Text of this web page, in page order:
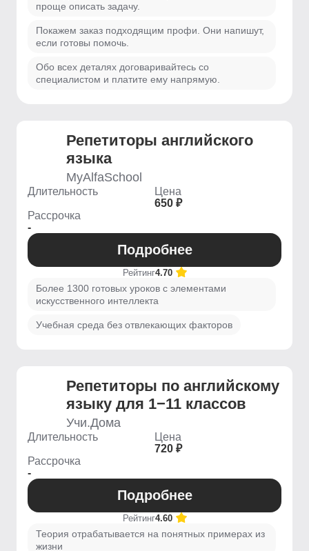
проще описать задачу.
Покажем заказ подходящим профи. Они напишут,
если готовы помочь.
Обо всех деталях договаривайтесь со
специалистом и платите ему напрямую.
Репетиторы английского
языка
MyAlfaSchool
Длительность
Цена
650 ₽
Рассрочка
-
Подробнее
Рейтинг4.70
Более 1300 готовых уроков с элементами
искусственного интеллекта
Учебная среда без отвлекающих факторов
Репетиторы по английскому
языку для 1−11 классов
Учи.Дома
Длительность
Цена
720 ₽
Рассрочка
-
Подробнее
Рейтинг4.60
Теория отрабатывается на понятных примерах из
жизни